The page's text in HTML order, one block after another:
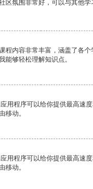
区氛围非常好，可以与其他学
程内容非常丰富，涵盖了各
能够轻松理解知识点。
用程序可以给你提供最高速
移动。
用程序可以给你提供最高速
移动。